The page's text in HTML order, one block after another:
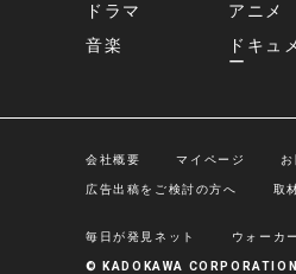
ドラマ アニメ
音楽
ドキュ
ー
会社概要 マイページ
広告出稿をご検討の方へ 取
毎日が発見ネット ウォーカ
© KADOKAWA CORPORATION